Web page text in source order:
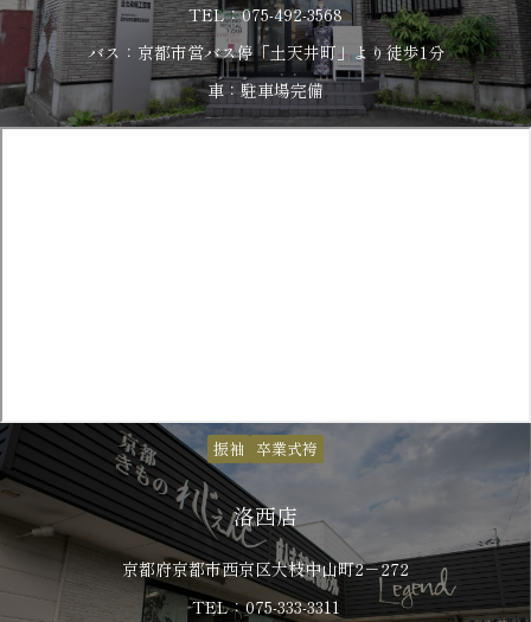
TEL：075-492-3568
バス：京都市営バス停「土天井町」より徒歩1分
車：駐車場完備
振袖 卒業式袴
洛西店
京都府京都市西京区大枝中山町2－272
TEL：075-333-3311